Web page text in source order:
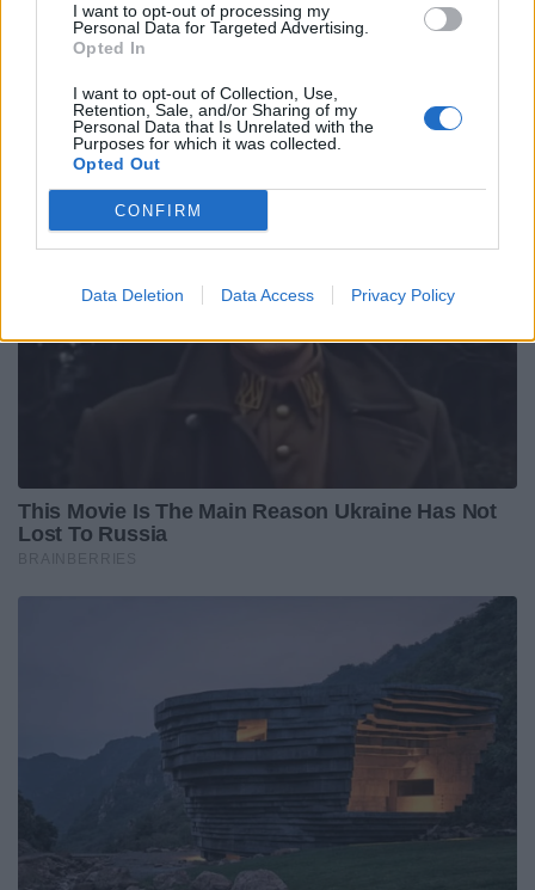
I want to opt-out of processing my
Personal Data for Targeted Advertising.
Opted In
I want to opt-out of Collection, Use,
Retention, Sale, and/or Sharing of my
Personal Data that Is Unrelated with the
Purposes for which it was collected.
Opted Out
CONFIRM
Data Deletion Data Access Privacy Policy